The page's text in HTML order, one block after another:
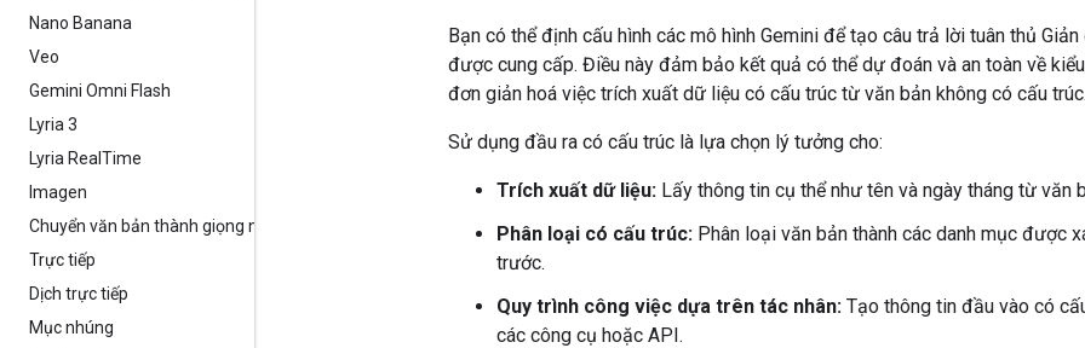
Nano Banana
Veo
Gemini Omni Flash
Lyria 3
Lyria Real Time
Imagen
Chuyển văn bản thành giọng nói
Trực tiếp
Dịch trực tiếp
Mục nhúng
Bạn có thể định cấu hình các mô hình Gemini để tạo câu trả lời tuân thủ
được cung cấp. Điều này đảm bảo kết quả có thể dự đoán và an toàn về
đơn giản hoá việc trích xuất dữ liệu có cấu trúc từ văn bản không có cấu trúc.
Sử dụng đầu ra có cấu trúc là lựa chọn lý tưởng cho:
Trích xuất dữ liệu: Lấy thông tin cụ thể như tên và ngày tháng từ văn
Phân loại có cấu trúc: Phân loại văn bản thành các danh mục được
trước.
Quy trình công việc dựa trên tác nhân: Tạo thông tin đầu vào có
các công cụ hoặc API.